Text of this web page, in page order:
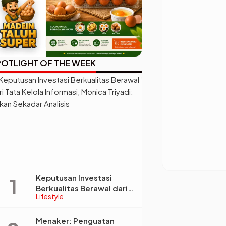
OF THE WEEK
Lifestyle
Keputusan Investasi
Berkualitas Berawal dari
Tata Kelola Informasi,
Sekadar Analisis
Menaker: Penguatan